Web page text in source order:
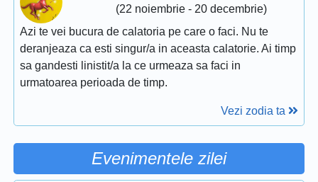
(22 noiembrie - 20 decembrie)
Azi te vei bucura de calatoria pe care o faci. Nu te
deranjeaza ca esti singur/a in aceasta calatorie. Ai timp
sa gandesti linistit/a la ce urmeaza sa faci in
urmatoarea perioada de timp.
Vezi zodia ta
Evenimentele zilei